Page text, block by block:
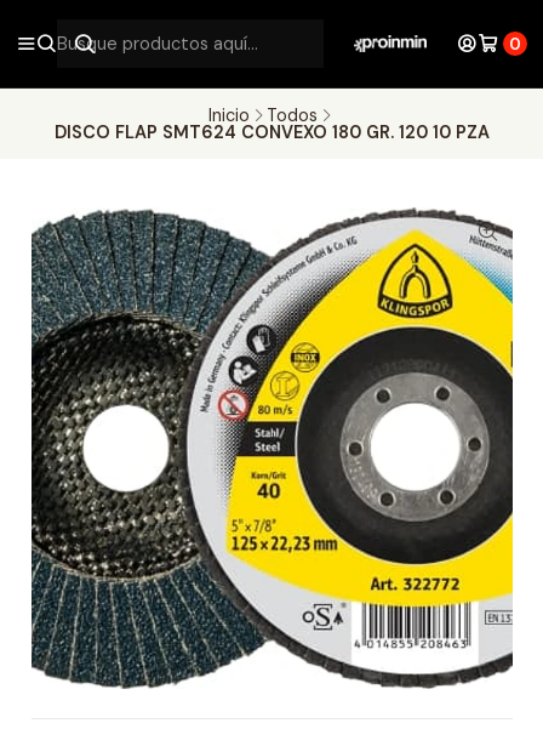
0
Inicio
Todos
DISCO FLAP SMT624 CONVEXO 180 GR. 120 10 PZA